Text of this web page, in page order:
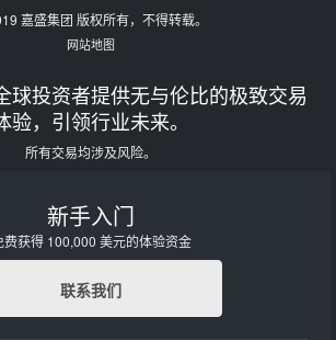
嘉盛集团 版权所有，不得转载。
网站地图
球投资者提供无与伦比的极致交易
验，引领行业未来。
所有交易均涉及风险。
新手入门
费获得 100,000 美元的体验资金
联系我们